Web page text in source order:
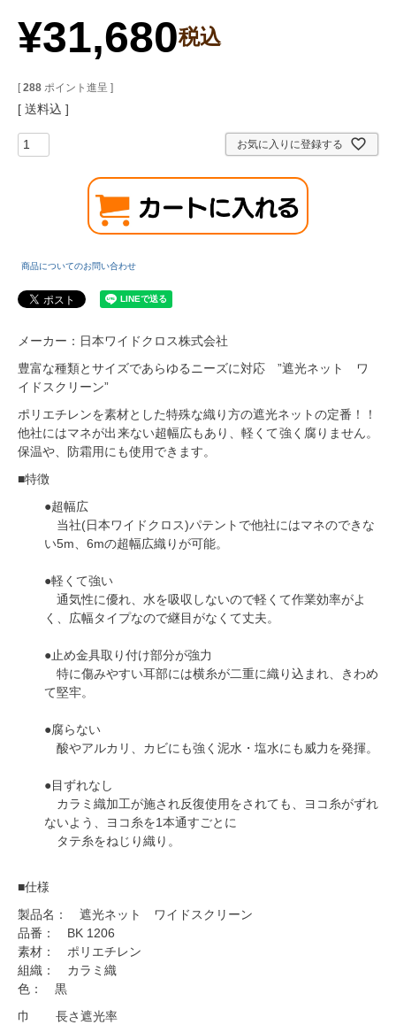
¥31,680税込
[ 288 ポイント進呈 ]
送料込
お気に入りに登録する
商品についてのお問い合わせ
メーカー：日本ワイドクロス株式会社
豊富な種類とサイズであらゆるニーズに対応 ”遮光ネット ワ
イドスクリーン”
ポリエチレンを素材とした特殊な織り方の遮光ネットの定番！！
他社にはマネが出来ない超幅広もあり、軽くて強く腐りません。
保温や、防霜用にも使用できます。
■特徴
●超幅広
当社(日本ワイドクロス)パテントで他社にはマネのできな
い5m、6mの超幅広織りが可能。
●軽くて強い
通気性に優れ、水を吸収しないので軽くて作業効率がよ
く、広幅タイプなので継目がなくて丈夫。
●止め金具取り付け部分が強力
特に傷みやすい耳部には横糸が二重に織り込まれ、きわめ
て堅牢。
●腐らない
酸やアルカリ、カビにも強く泥水・塩水にも威力を発揮。
●目ずれなし
カラミ織加工が施され反復使用をされても、ヨコ糸がずれ
ないよう、ヨコ糸を1本通すごとに
タテ糸をねじり織り。
■仕様
製品名： 遮光ネット ワイドスクリーン
品番： BK 1206
素材： ポリエチレン
組織： カラミ織
色： 黒
巾
長さ遮光率